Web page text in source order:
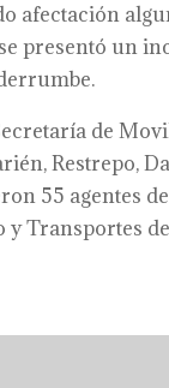
presentó un
de
Restrepo,
55 agentes
Transportes